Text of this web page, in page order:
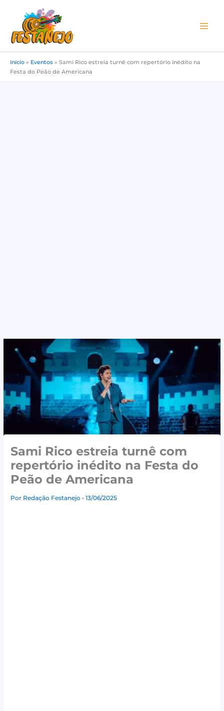
conteúdo
Início » Eventos » Sami Rico estreia turnê com repertório inédito na
Festa do Peão de Americana
Sami Rico estreia turnê com
repertório inédito na Festa do
Peão de Americana
Por Redação Festanejo• 13/06/2025